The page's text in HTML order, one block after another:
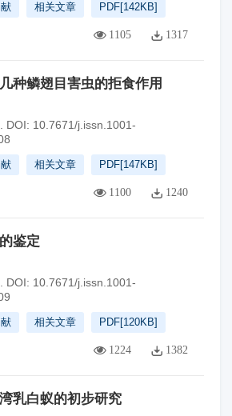
相关文章 PDF[142KB]
1105 1317
种鳞翅目害虫的拒食作用
DOI: 10.7671/j.issn.1001-
相关文章 PDF[147KB]
1100 1240
鉴定
DOI: 10.7671/j.issn.1001-
相关文章 PDF[120KB]
1224 1382
乳白蚁的初步研究